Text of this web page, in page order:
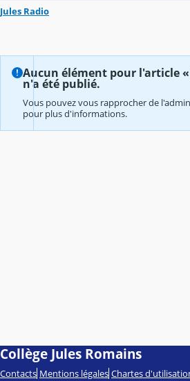
Jules Radio
Aucun élément pour l'article
n'a été publié.
Vous pouvez vous rapprocher de
pour plus d'informations.
Collège Jules Romains
Contacts Mentions légales Chartes